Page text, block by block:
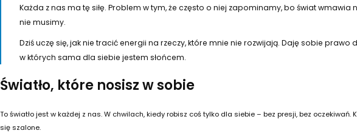
Każda z nas ma tę siłę. Problem w tym, że często o niej zapominamy, bo świat wmawia
nie musimy.
Dziś uczę się, jak nie tracić energii na rzeczy, które mnie nie rozwijają. Daję sobie
w których sama dla siebie jestem słońcem.
Światło, które nosisz w sobie
To światło jest w każdej z nas. W chwilach, kiedy robisz coś tylko dla siebie – bez presji, bez
się szalone.